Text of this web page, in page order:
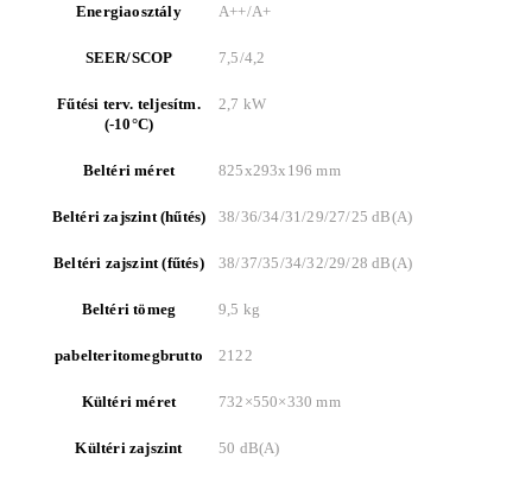
Energiaosztály A++/A+
SEER/SCOP 7,5/4,2
Fűtési terv. teljesítm.
(-10°C)
2,7 kW
Beltéri méret 825x293x196 mm
Beltéri zajszint (hűtés) 38/36/34/31/29/27/25 dB(A)
Beltéri zajszint (fűtés) 38/37/35/34/32/29/28 dB(A)
Beltéri tömeg 9,5 kg
pabelteritomegbrutto 2122
Kültéri méret 732×550×330 mm
Kültéri zajszint 50 dB(A)